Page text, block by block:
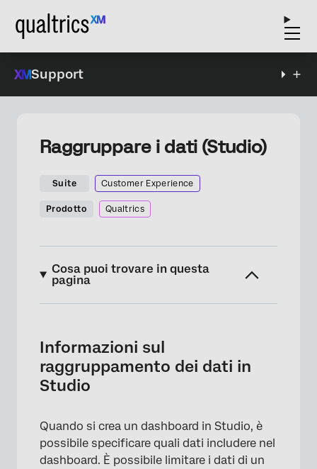
Support
Raggruppare i dati (Studio)
Suite Customer Experience
Prodotto Qualtrics
Cosa puoi trovare in questa
pagina
Raggruppare i dati in un widget
Argomenti
Attributi
Informazioni sul
raggruppamento dei dati in
Studio
Quando si crea un dashboard in Studio, è
possibile specificare quali dati includere nel
dashboard. È possibile limitare i dati di un